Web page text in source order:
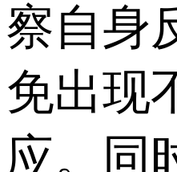
察自身
免出现
应。同